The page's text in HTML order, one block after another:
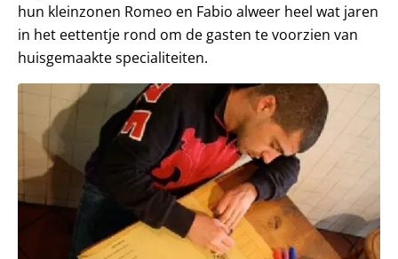
hun kleinzonen Romeo en Fabio alweer heel wat jaren
in het eettentje rond om de gasten te voorzien van
huisgemaakte specialiteiten.